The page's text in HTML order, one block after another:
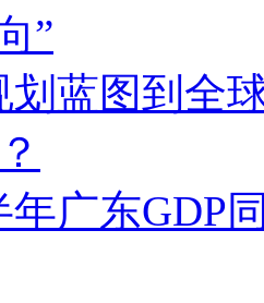
”
划蓝图到全
年广东GDP